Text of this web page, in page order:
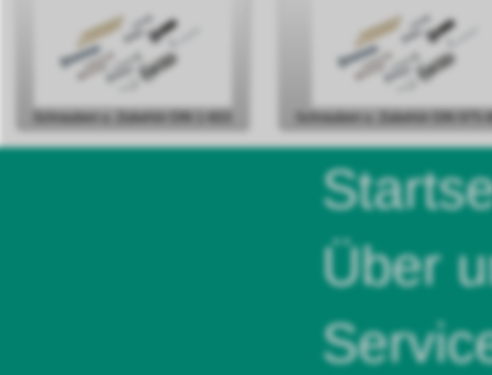
Schrauben u. Zubehör DIN 1-603 Schrauben u. Zubehör DIN 975-
Über